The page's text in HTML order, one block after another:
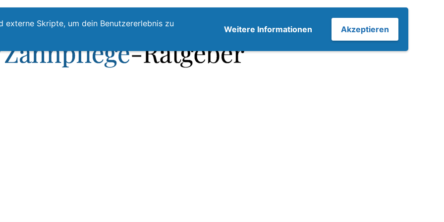
Skripte, um dein Benutzererlebnis zu
Weitere Informationen Akzeptieren